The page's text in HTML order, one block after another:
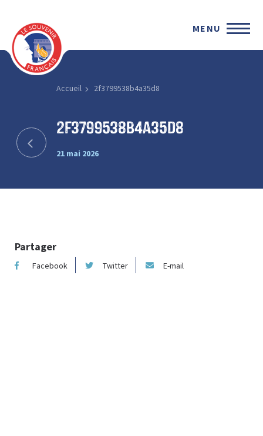
MENU
Accueil 2f3799538b4a35d8
2f3799538b4a35d8
21 mai 2026
Partager
Facebook Twitter E-mail